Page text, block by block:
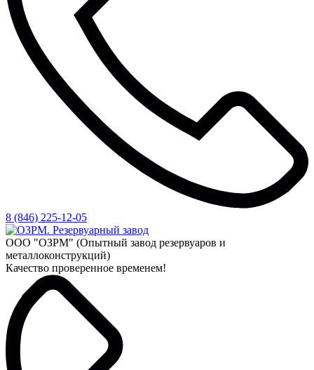
8 (846) 225-12-05
ООО "ОЗРМ" (Опытный завод резервуаров и
металлоконструкций)
Качество проверенное временем!